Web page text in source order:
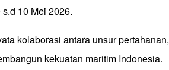
10 Mei 2026.
kolaborasi antara unsur pertahanan,
kekuatan maritim Indonesia.